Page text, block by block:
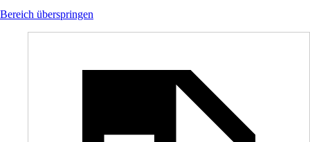
Bereich überspringen